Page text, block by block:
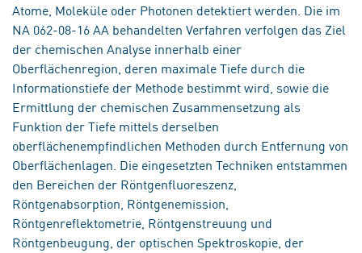
Atome, Moleküle oder Photonen detektiert werden. Die im
NA 062-08-16 AA behandelten Verfahren verfolgen das Ziel
der chemischen Analyse innerhalb einer
Oberflächenregion, deren maximale Tiefe durch die
Informationstiefe der Methode bestimmt wird, sowie die
Ermittlung der chemischen Zusammensetzung als
Funktion der Tiefe mittels derselben
oberflächenempfindlichen Methoden durch Entfernung von
Oberflächenlagen. Die eingesetzten Techniken entstammen
den Bereichen der Röntgenfluoreszenz,
Röntgenabsorption, Röntgenemission,
Röntgenreflektometrie, Röntgenstreuung und
Röntgenbeugung, der optischen Spektroskopie, der